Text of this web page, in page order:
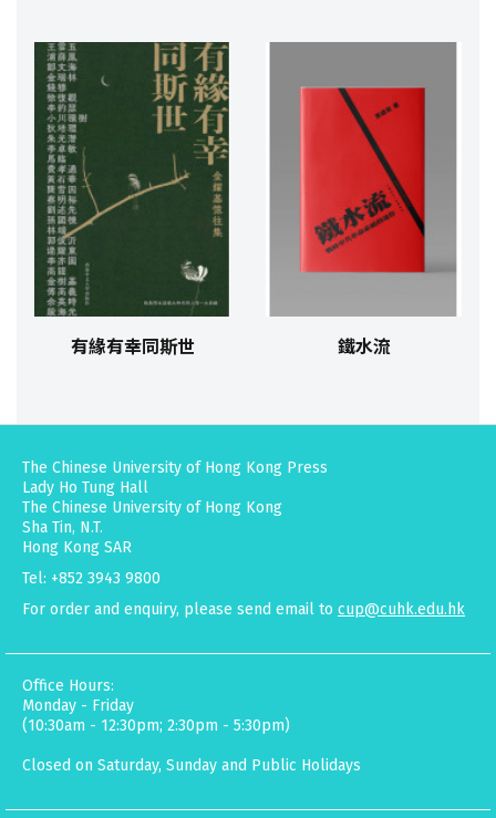
有緣有幸同斯世 鐵水流
The Chinese University of Hong Kong Press
Lady Ho Tung Hall
The Chinese University of Hong Kong
Sha Tin, N.T.
Hong Kong SAR
Tel: +852 3943 9800
For order and enquiry, please send email to cup@cuhk.edu.hk
Office Hours:
Monday - Friday
(10:30am - 12:30pm; 2:30pm - 5:30pm)
Closed on Saturday, Sunday and Public Holidays